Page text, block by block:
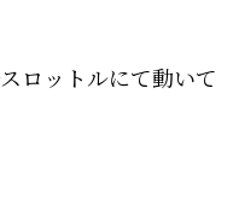
ロットルにて動いて